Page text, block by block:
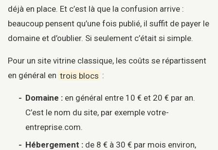
déjà en place. Et c’est là que la confusion arrive :
beaucoup pensent qu’une fois publié, il suffit de payer le
domaine et d’oublier. Si seulement c’était si simple.
Pour un site vitrine classique, les coûts se répartissent
en général en trois blocs :
Domaine :en général entre 10 € et 20 € par an.
C’est le nom du site, par exemple votre-
entreprise.com.
Hébergement :de 8 € à 30 € par mois environ,